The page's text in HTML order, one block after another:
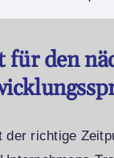
für den
der richtige